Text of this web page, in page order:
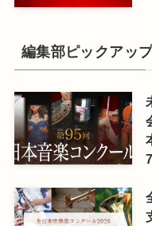
編集部ピックアッ